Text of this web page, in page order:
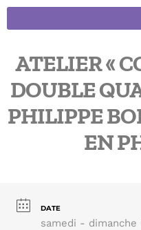
ATELIER «
DOUBLE
PHILIPPE
EN
DATE
samedi -